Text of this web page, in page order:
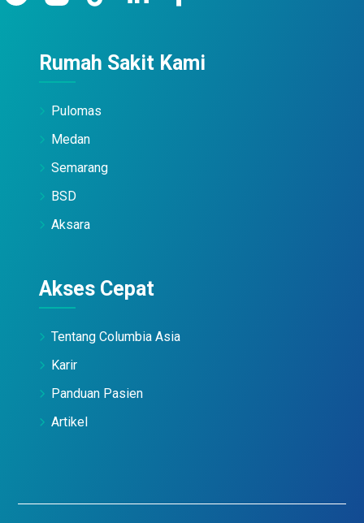
Rumah Sakit Kami
Pulomas
Medan
Semarang
BSD
Aksara
Akses Cepat
Tentang Columbia Asia
Karir
Panduan Pasien
Artikel